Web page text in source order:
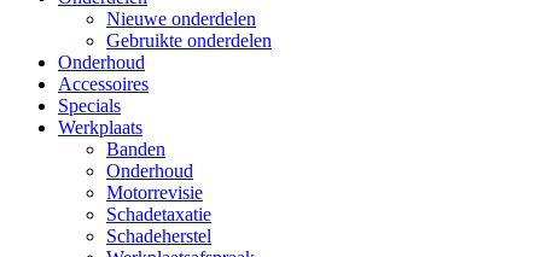
Nieuwe onderdelen
Gebruikte onderdelen
Onderhoud
Accessoires
Specials
Werkplaats
Banden
Onderhoud
Motorrevisie
Schadetaxatie
Schadeherstel